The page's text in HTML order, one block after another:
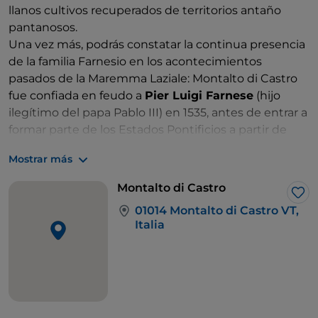
llanos cultivos recuperados de territorios antaño
pantanosos.
Una vez más, podrás constatar la continua presencia
de la familia Farnesio en los acontecimientos
pasados de la Maremma Laziale: Montalto di Castro
fue confiada en feudo a Pier Luigi Farnese (hijo
ilegítimo del papa Pablo III) en 1535, antes de entrar a
formar parte de los Estados Pontificios a partir de
Algunas secciones de una antigua muralla aún
rodean el centro histórico de Montalto di Castro;
entre sus calles y pintorescas plazas se respira una
atmósfera auténticamente medieval, especialmente
cuando nos encontramos con la majestuosa mole
Mostrar más
Montalto di Castro
Me
01014 Montalto di Castro VT,
Italia